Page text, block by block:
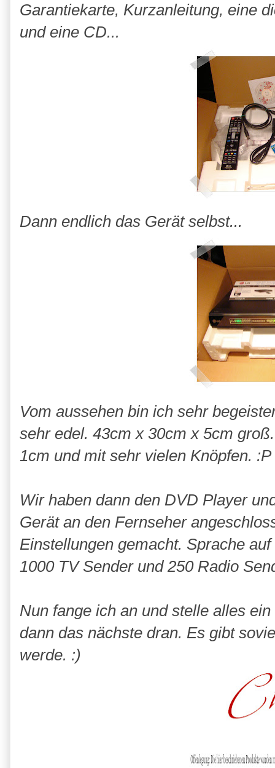
Garantiekarte, Kurzanleitung, eine
und eine CD...
Dann endlich das Gerät selbst...
Vom aussehen bin ich sehr
sehr edel. 43cm x 30cm x 5cm
1cm und mit sehr vielen Knöpfen. :P
Wir haben dann den DVD Player
Gerät an den Fernseher
Einstellungen gemacht. Sprache
1000 TV Sender und 250 Radio
Nun fange ich an und stelle alles
dann das nächste dran. Es gibt
werde. :)